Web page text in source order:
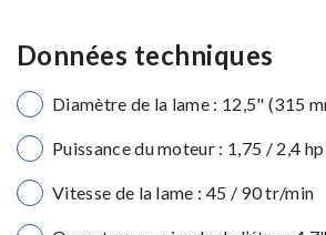
Données techniques
Diamètre de la lame : 12,5" (315
Puissance du moteur : 1,75 / 2,4
Vitesse de la lame : 45 / 90 tr/min